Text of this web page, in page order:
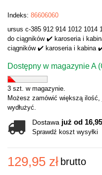
Indeks: 86606060
ursus c-385 912 914 1012
do ciągników ✔️ karoseria i
ciągników ✔️ karoseria i kabina
Dostępny w magazynie A
3 szt. w magazynie.
Możesz zamówić większą
wydłużyć.
Dostawa już od
Sprawdź koszt wysyłki
129,95 zł brutto